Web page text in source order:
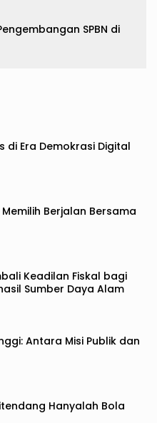
SPBN di
di Era Demokrasi Digital
Berjalan Bersama
Keadilan Fiskal bagi
Sumber Daya Alam
Antara Misi Publik dan
Hanyalah Bola